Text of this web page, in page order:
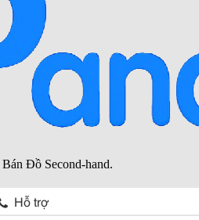
Hỗ trợ